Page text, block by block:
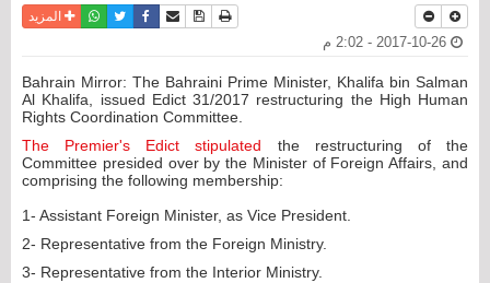
نسخة للطباعة
حفظ الموضوع
أرسل الى صديق
فيسبوكتويترواتسابالمزيد
Bahrain Mirror: The Bahraini Prime Minister, Khalifa bin Salman
Al Khalifa, issued Edict 31/2017 restructuring the High Human
Rights Coordination Committee.
The Premier's Edict stipulated the restructuring of the
Committee presided over by the Minister of Foreign Affairs, and
comprising the following membership:
1- Assistant Foreign Minister, as Vice President.
2- Representative from the Foreign Ministry.
3- Representative from the Interior Ministry.